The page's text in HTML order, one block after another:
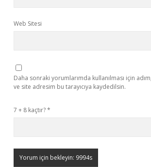
Web Sitesi
Daha sonraki yorumlarımda kullanılması için
ve site adresim bu tarayıcıya kaydedilsin.
7 + 8 kaçtır?*